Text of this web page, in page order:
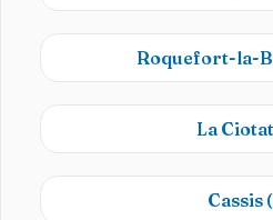
Roquefort-la-
La Ciotat
Cassis